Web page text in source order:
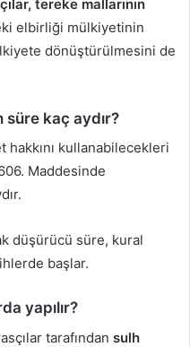
tereke mallarının
elbirliği mülkiyetinin
dönüştürülmesini de
süre kaç aydır?
hakkını kullanabilecekleri
Maddesinde
düşürücü süre, kural
başlar.
yapılır?
tarafından sulh